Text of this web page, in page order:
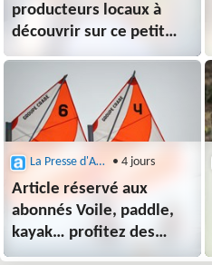
producteurs locaux à
découvrir sur ce petit
marché à l'heure
de l'apéro
La Presse d'Armor (Paimpol) • 4 jours
Article réservé aux
abonnés Voile, paddle,
kayak… profitez des
activités nautiques tout